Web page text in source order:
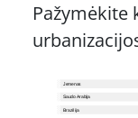
Pažymėkite